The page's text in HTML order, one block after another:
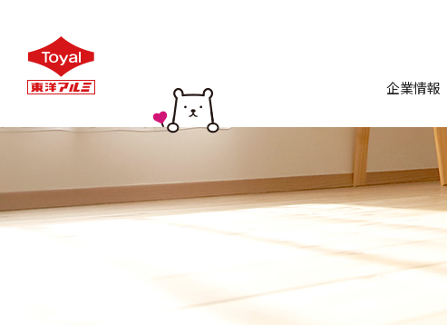
企業情報
会社概要
企業理念
CSR 基本方針